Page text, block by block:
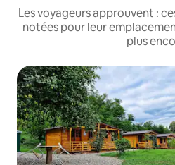
Les voyageurs approuvent :
notées pour leur
plus